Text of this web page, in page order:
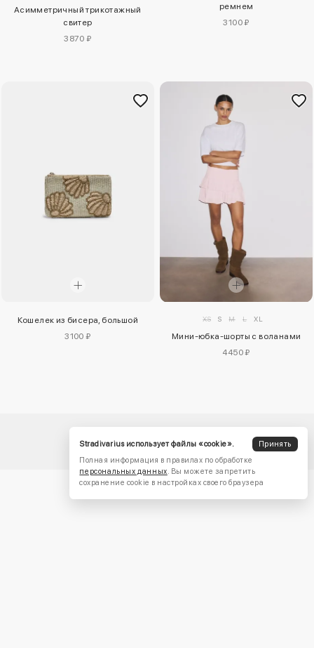
Асимметричный трикотажный
свитер
3870 ₽
ремнем
3100 ₽
Кошелек из бисера, большой
3100 ₽
XS S M L XL
Мини-юбка-шорты с воланами
4450 ₽
Stradivarius использует файлы «cookie».
Принять
Полная информация в правилах по обработке
персональных данных. Вы можете запретить
сохранение cookie в настройках своего браузера